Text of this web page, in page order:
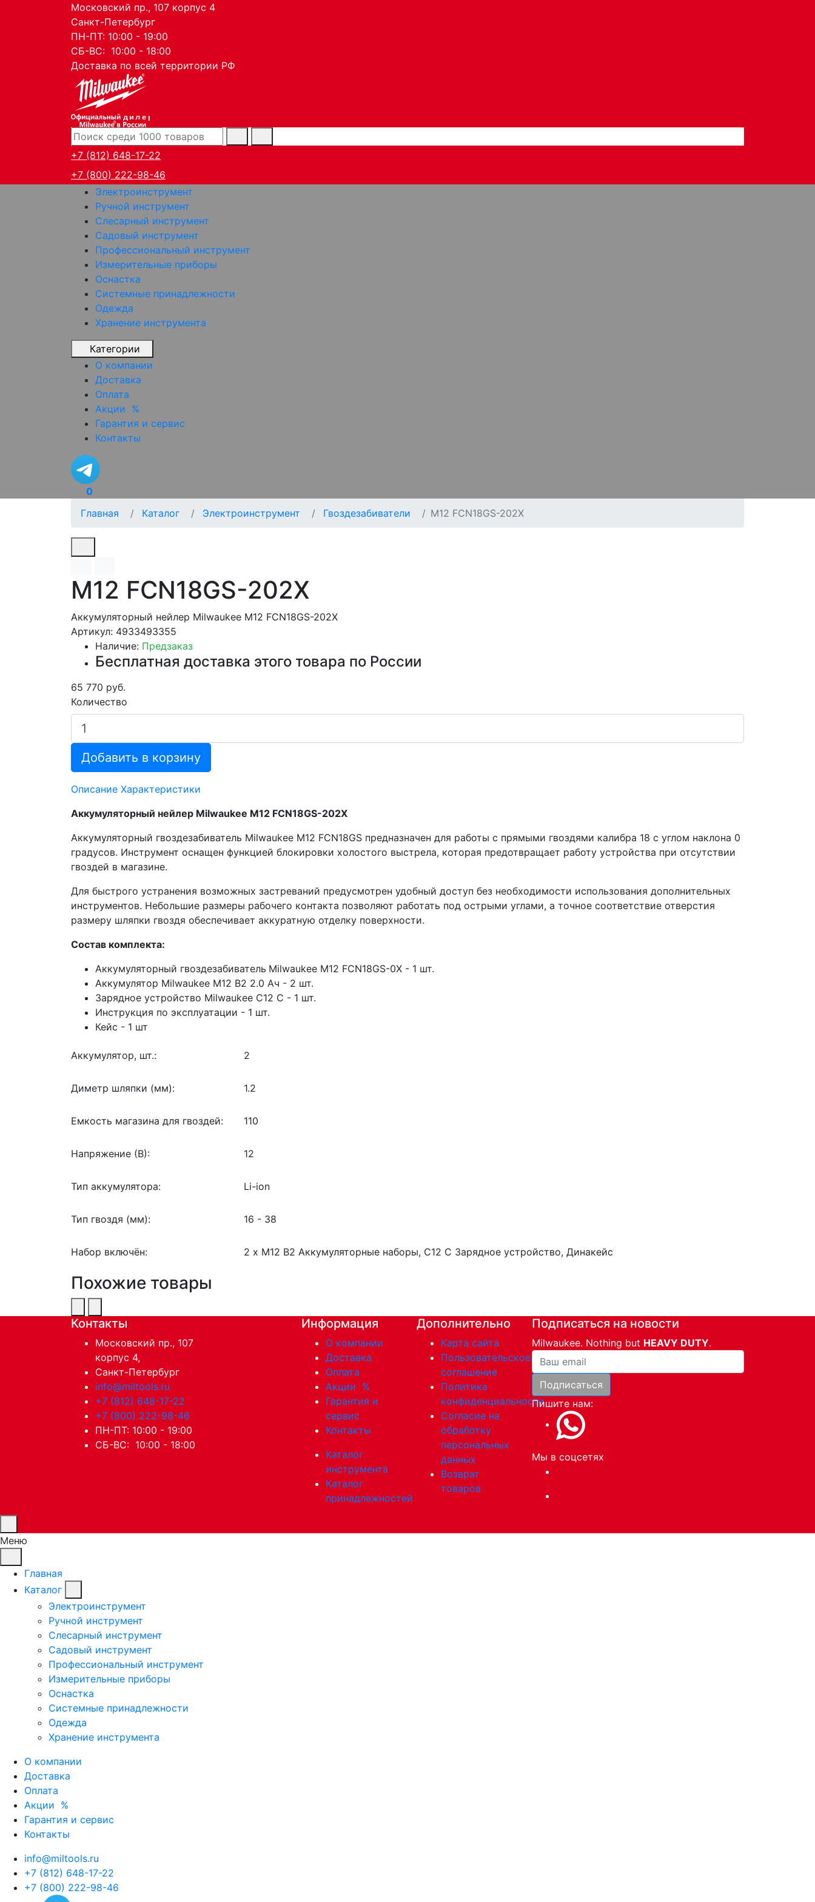
Московский пр., 107 корпус 4
Санкт-Петербург
ПН-ПТ: 10:00 - 19:00
СБ-ВС: 10:00 - 18:00
Доставка по всей территории РФ
дилер
+7 (812) 648-17-22
+7 (800) 222-98-46
Электроинструмент
Ручной инструмент
Слесарный инструмент
Садовый инструмент
Профессиональный инструмент
Измерительные приборы
Оснастка
Системные принадлежности
Одежда
Хранение инструмента
Категории
О компании
Доставка
Оплата
Акции %
Гарантия и сервис
Контакты
0
Главная
Каталог Электроинструмент Гвоздезабиватели M12 FCN18GS-202X
M12 FCN18GS-202X
Аккумуляторный нейлер Milwaukee M12 FCN18GS-202X
Артикул: 4933493355
Наличие: Предзаказ
Бесплатная доставка этого товара по России
65 770 руб.
Количество
Добавить в корзину
Описание Характеристики
Аккумуляторный нейлер Milwaukee M12 FCN18GS-202X
Аккумуляторный гвоздезабиватель Milwaukee M12 FCN18GS предназначен для работы с прямыми гвоздями калибра 18 с углом наклона 0
градусов. Инструмент оснащен функцией блокировки холостого выстрела, которая предотвращает работу устройства при отсутствии
гвоздей в магазине.
Для быстрого устранения возможных застреваний предусмотрен удобный доступ без необходимости использования дополнительных
инструментов. Небольшие размеры рабочего контакта позволяют работать под острыми углами, а точное соответствие отверстия
размеру шляпки гвоздя обеспечивает аккуратную отделку поверхности.
Состав комплекта:
Аккумуляторный гвоздезабиватель Milwaukee M12 FCN18GS-0X - 1 шт.
Аккумулятор Milwaukee М12 В2 2.0 Ач - 2 шт.
Зарядное устройство Milwaukee С12 C - 1 шт.
Инструкция по эксплуатации - 1 шт.
Кейс - 1 шт
Аккумулятор, шт.: 2
Диметр шляпки (мм): 1.2
Емкость магазина для гвоздей: 110
Напряжение (В): 12
Тип аккумулятора: Li-ion
Тип гвоздя (мм): 16 - 38
Набор включён: 2 x M12 B2 Аккумуляторные наборы, C12 C Зарядное устройство, Динакейс
Похожие товары
Контакты
Московский пр., 107
корпус 4,
Санкт-Петербург
info@miltools.ru
+7 (812) 648-17-22
+7 (800) 222-98-46
ПН-ПТ: 10:00 - 19:00
СБ-ВС: 10:00 - 18:00
Информация
О компании
Доставка
Оплата
Акции %
Гарантия и
сервис
Контакты
Каталог
инструмента
Каталог
принадлежностей
Дополнительно
Карта сайта
Пользовательское
соглашение
Политика
конфиденциальности
Согласие на
обработку
персональных
данных
Возврат
товаров
Подписаться на новости
Milwaukee. Nothing but HEAVY DUTY.
Ваша почта
Подписаться
Пишите нам:
Мы в соцсетях
Меню
Главная
Каталог
Электроинструмент
Ручной инструмент
Слесарный инструмент
Садовый инструмент
Профессиональный инструмент
Измерительные приборы
Оснастка
Системные принадлежности
Одежда
Хранение инструмента
О компании
Доставка
Оплата
Акции %
Гарантия и сервис
Контакты
info@miltools.ru
+7 (812) 648-17-22
+7 (800) 222-98-46